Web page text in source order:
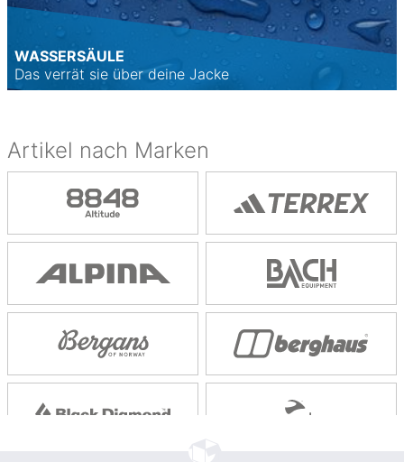
Artikel nach Marken
WASSERSÄULE
Das verrät sie über deine Jacke